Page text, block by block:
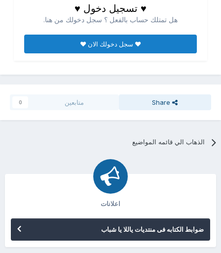
♥ تسجيل دخول ♥
هل تمتلك حساب بالفعل ؟ سجل دخولك من هنا.
♥ سجل دخولك الان ♥
Share متابعين 0
الذهاب الي قائمه المواضيع
اعلانات
ضوابط الكتابه فى منتديات ياللا يا شباب